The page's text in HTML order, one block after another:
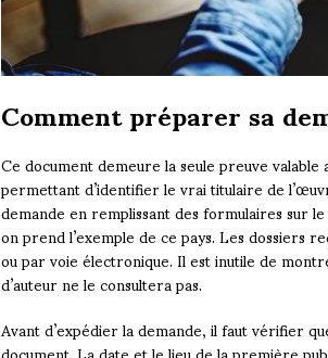
Comment préparer sa
Ce document demeure la seule preuve
permettant d’identifier le vrai titulaire de
demande en remplissant des formulaires sur
on prend l’exemple de ce pays. Les dossiers
ou par voie électronique. Il est inutile de
d’auteur ne le consultera pas.
Avant d’expédier la demande, il faut vérifier